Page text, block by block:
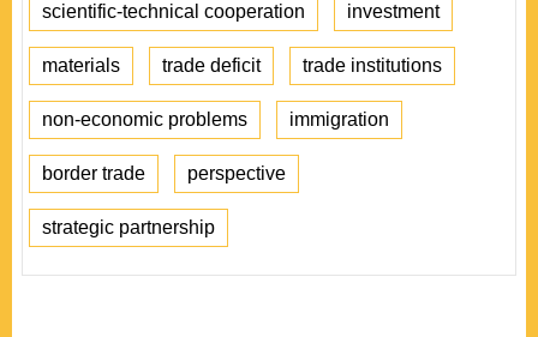
scientific-technical cooperation investment
materials trade deficit trade institutions
non-economic problems immigration
border trade perspective
strategic partnership